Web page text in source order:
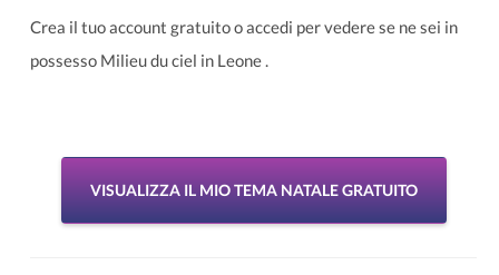
Crea il tuo account gratuito o accedi per vedere se ne sei in
possesso Milieu du ciel in Leone .
VISUALIZZA IL MIO TEMA NATALE GRATUITO